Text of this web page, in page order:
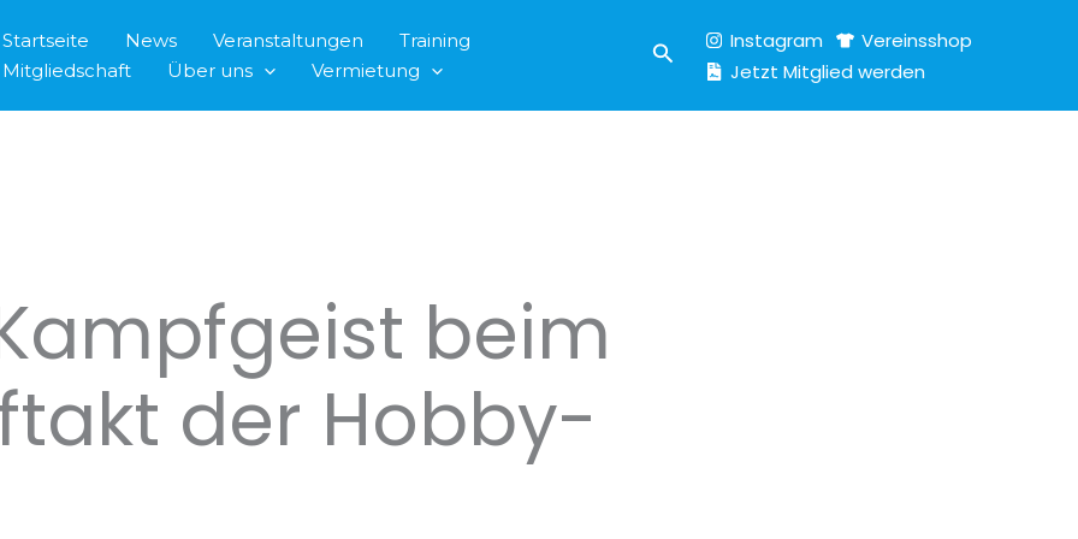
Startseite News Veranstaltungen
Training
Mitgliedschaft
Über uns Vermietung
SuchenInstagram
Vereinsshop
Jetzt Mitglied werden
beim
der Hobby-